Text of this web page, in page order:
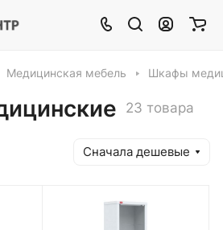
Медицинская мебель Шкафы
23 товара
Сначала дешевые